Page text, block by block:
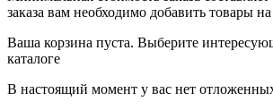
заказа вам необходимо добавить товары
Ваша корзина пуста. Выберите
каталоге
В настоящий момент у вас нет